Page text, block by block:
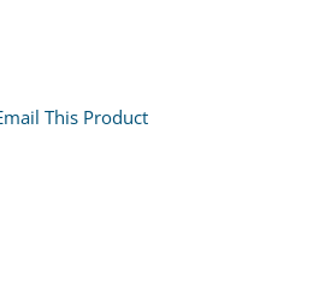
This Product